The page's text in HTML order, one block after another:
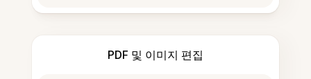
PDF 및 이미지 편집